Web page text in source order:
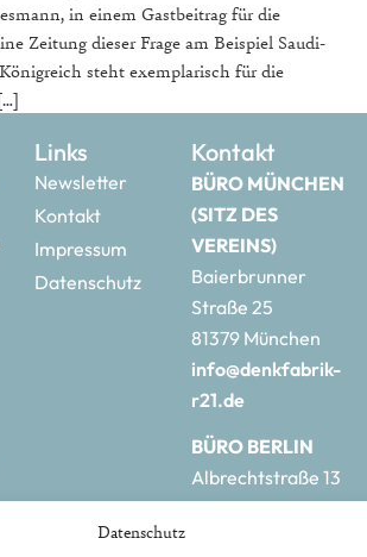
Datenschutz
in einem Gastbeitrag für die
Zeitung dieser Frage am Beispiel Saudi-
steht exemplarisch für die
Links
Newsletter
Kontakt
Impressum
Datenschutz
Kontakt
BÜRO MÜNCHEN
(SITZ DES
VEREINS)
Baierbrunner
Straße 25
81379 München
info@denkfabrik-
r21.de
BÜRO BERLIN
Albrechtstraße 13
10117 Berlin